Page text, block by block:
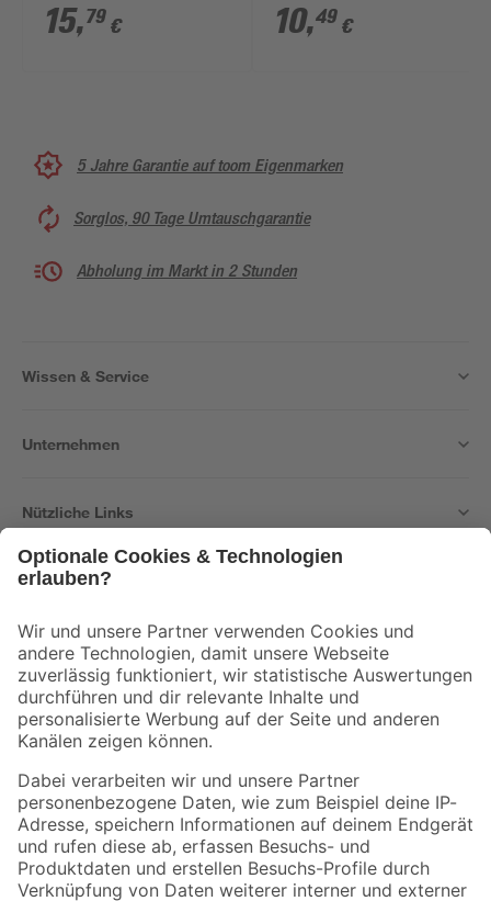
15,79 € 10,49 €
5 Jahre Garantie auf toom Eigenmarken
Sorglos, 90 Tage Umtauschgarantie
Abholung im Markt in 2 Stunden
Wissen & Service
Unternehmen
Nützliche Links
Der toom Newsletter: Keine Angebote und Aktionen mehr verpassen!
Zur Newsletter Anmeldung
Folge uns
Zahlungsarten Versandarten